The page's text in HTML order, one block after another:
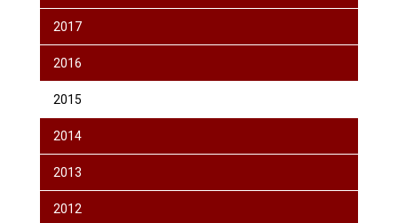
2017
2016
2015
2014
2013
2012